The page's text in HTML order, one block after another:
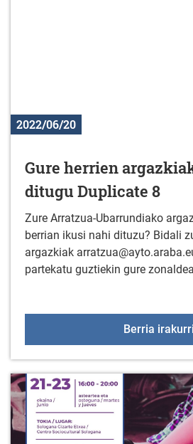
2022/06/20
Gure herrien
ditugu Duplicate 8
Zure Arratzua-Ubarrundiako
berrian ikusi nahi dituzu? Bidali
argazkiak
partekatu guztiekin gure
Berria irakurri